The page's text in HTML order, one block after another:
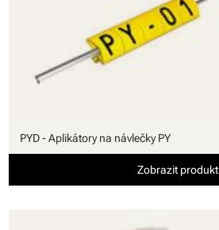
PYD - Aplikátory na návlečky PY
Zobrazit produkt